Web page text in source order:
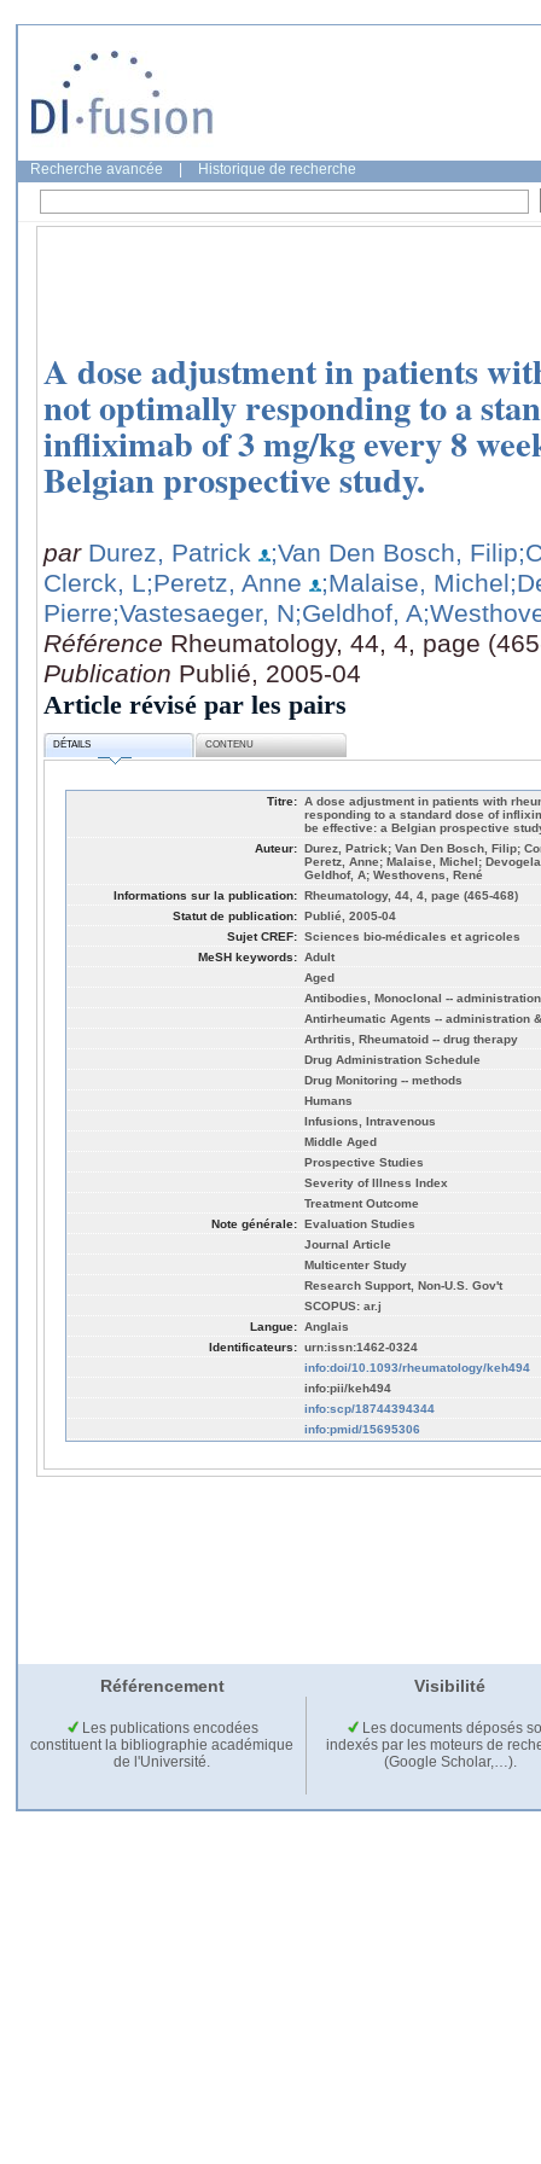
Recherche avancée Historique de recherche
A dose adjustment in patients
not optimally responding to a
infliximab of 3 mg/kg every 8
Belgian prospective study.
par Durez, Patrick ;Van Den Bosch, Filip
Clerck, L;Peretz, Anne ;Malaise, Michel
Pierre;Vastesaeger, N;Geldhof, A
Référence Rheumatology, 44, 4, page
Publication Publié, 2005-04
Article révisé par les pairs
DÉTAILS CONTENU
Titre: A dose adjustment in patients with
responding to a standard dose of
be effective: a Belgian prospective
Auteur: Durez, Patrick; Van Den Bosch, Filip;
Peretz, Anne; Malaise, Michel;
Geldhof, A; Westhovens, René
Informations sur la publication: Rheumatology, 44, 4, page (465-468)
Statut de publication: Publié, 2005-04
Sujet CREF: Sciences bio-médicales et agricoles
MeSH keywords: Adult
Aged
Antibodies, Monoclonal --
Antirheumatic Agents -- administration
Arthritis, Rheumatoid -- drug therapy
Drug Administration Schedule
Drug Monitoring -- methods
Humans
Infusions, Intravenous
Middle Aged
Prospective Studies
Severity of Illness Index
Treatment Outcome
Note générale: Evaluation Studies
Journal Article
Multicenter Study
Research Support, Non-U.S. Gov't
SCOPUS: ar.j
Langue: Anglais
Identificateurs: urn:issn:1462-0324
info:doi/10.1093/rheumatology/keh494
info:pii/keh494
info:scp/18744394344
info:pmid/15695306
Référencement Visibilité
Les publications encodées
constituent la bibliographie académique
de l'Université.
Les documents déposés
indexés par les moteurs de
(Google Scholar,…).